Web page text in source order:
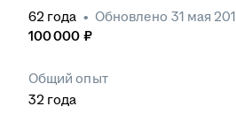
62 года • Обновлено 31 мая
100 000 ₽
Общий опыт
32 года